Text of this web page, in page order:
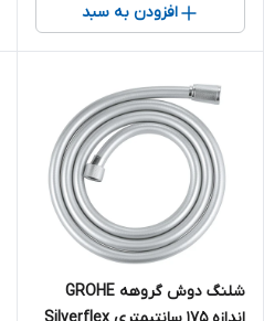
افزودن به سبد
شلنگ دوش گروهه GROHE